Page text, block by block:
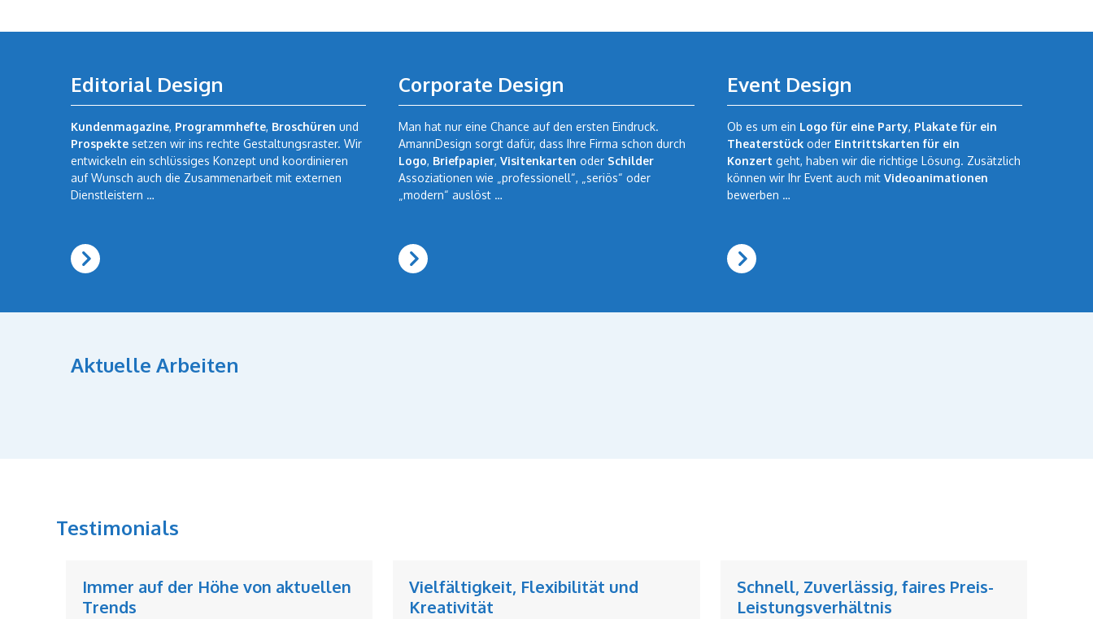
Editorial Design
Kundenmagazine, Programmhefte, Broschüren und
Prospekte setzen wir ins rechte Gestaltungsraster. Wir
entwickeln ein schlüssiges Konzept und koordinieren
auf Wunsch auch die Zusammenarbeit mit externen
Dienstleistern …
Corporate Design
Man hat nur eine Chance auf den ersten Eindruck.
AmannDesign sorgt dafür, dass Ihre Firma schon durch
Logo, Briefpapier,Visitenkarten oder Schilder
Assoziationen wie „professionell“, „seriös“ oder
„modern“ auslöst …
Event Design
Ob es um ein Logo für eine Party, Plakate für ein
Theaterstückoder Eintrittskarten für ein
Konzert geht, haben wir die richtige Lösung. Zusätzlich
können wir Ihr Event auch mit Videoanimationen
bewerben …
Aktuelle Arbeiten
Testimonials
Immer auf der Höhe von aktuellen
Trends
Vielfältigkeit, Flexibilität und
Kreativität
Schnell, Zuverlässig, faires Preis-
Leistungsverhältnis